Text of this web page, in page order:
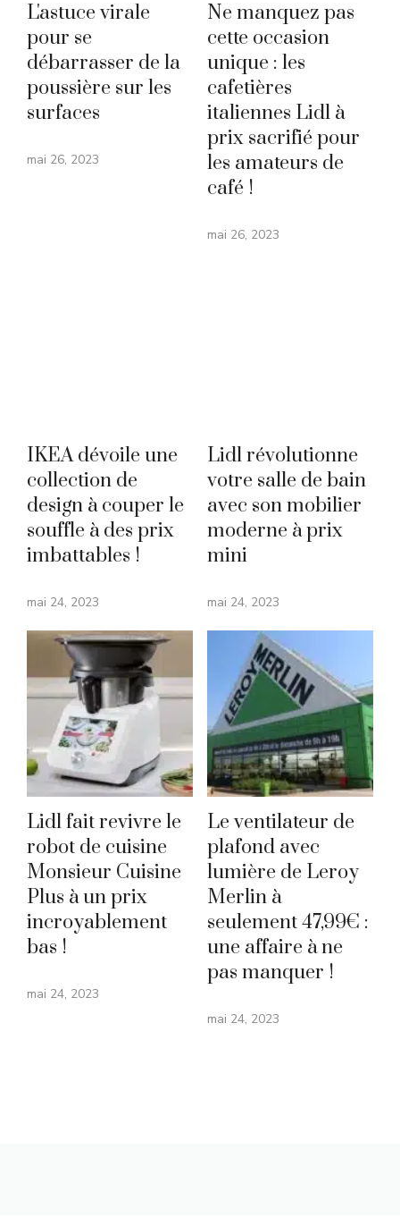
L'astuce virale
pour se
débarrasser de la
poussière sur les
surfaces
mai 26, 2023
Ne manquez pas
cette occasion
unique : les
cafetières
italiennes Lidl à
prix sacrifié pour
les amateurs de
café !
mai 26, 2023
IKEA dévoile une
collection de
design à couper le
souffle à des prix
imbattables !
mai 24, 2023
Lidl révolutionne
votre salle de bain
avec son mobilier
moderne à prix
mini
mai 24, 2023
Lidl fait revivre le
robot de cuisine
Monsieur Cuisine
Plus à un prix
incroyablement
bas !
mai 24, 2023
Le ventilateur de
plafond avec
lumière de Leroy
Merlin à
seulement 47,99€ :
une affaire à ne
pas manquer !
mai 24, 2023